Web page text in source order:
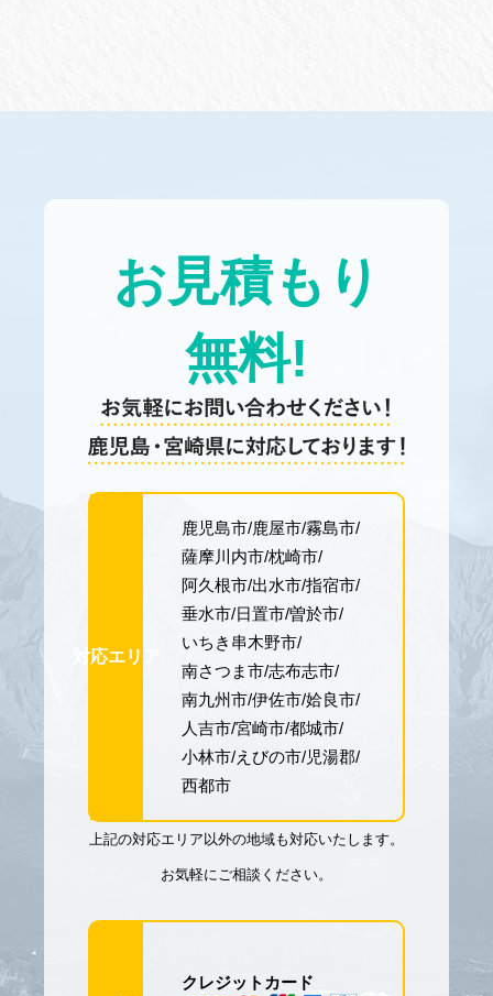
お見積もり
無料!
対応エリア
鹿児島市 鹿屋市 霧島市
薩摩川内市 枕崎市
阿久根市 出水市 指宿市
垂水市 日置市 曽於市
いちき串木野市
南さつま市 志布志市
南九州市 伊佐市 姶良市
人吉市 宮崎市 都城市
小林市 えびの市 児湯郡
西都市
上記の対応エリア以外の地域も対応いたします。
お気軽にご相談ください。
クレジットカード